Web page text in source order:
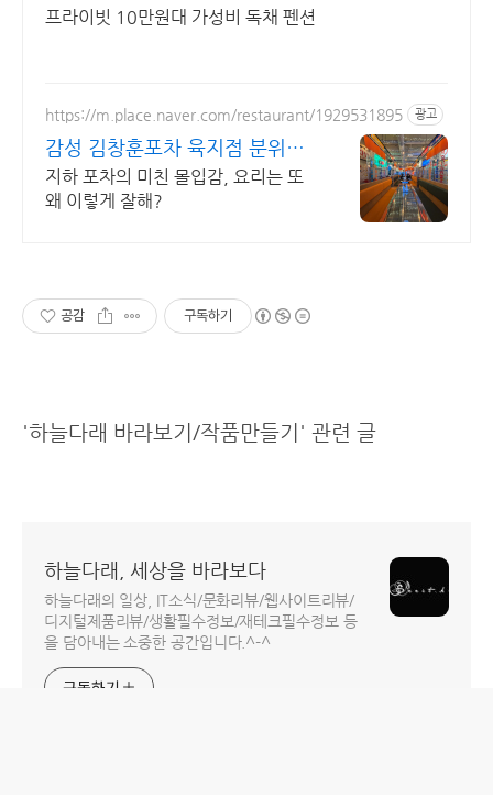
프라이빗 10만원대 가성비 독채 펜션
https://m.place.naver.com/restaurant/1929531895 광고
감성 김창훈포차 육지점 분위기
미쳤다는 그곳
지하 포차의 미친 몰입감, 요리는 또
왜 이렇게 잘해?
공감 구독하기
'하늘다래 바라보기/작품만들기' 관련 글
하늘다래, 세상을 바라보다
하늘다래의 일상, IT소식/문화리뷰/웹사이트리뷰/
디지털제품리뷰/생활필수정보/재테크필수정보 등
을 담아내는 소중한 공간입니다.^-^
구독하기